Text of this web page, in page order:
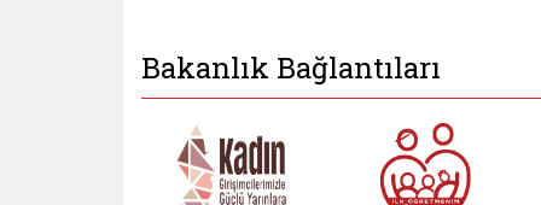
Bakanlık Bağlantıları